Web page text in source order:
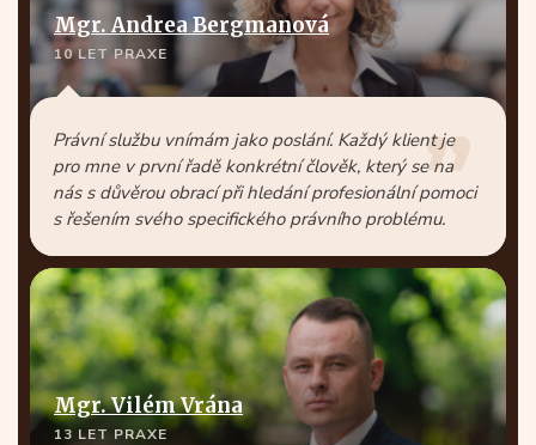
Mgr. Andrea Bergmanová
10 LET PRAXE
Právní službu vnímám jako poslání. Každý klient je
pro mne v první řadě konkrétní člověk, který se na
nás s důvěrou obrací při hledání profesionální pomoci
s řešením svého specifického právního problému.
Mgr. Vilém Vrána
13 LET PRAXE